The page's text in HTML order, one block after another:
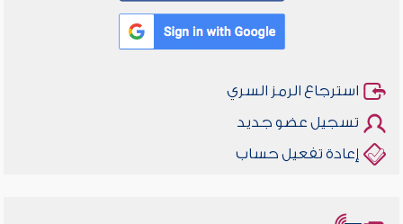
استرجاع الرمز السري
تسجيل عضو جديد
إعادة تفعيل حساب